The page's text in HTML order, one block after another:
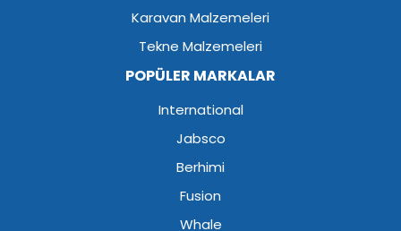
Karavan Malzemeleri
Tekne Malzemeleri
POPÜLER MARKALAR
International
Jabsco
Berhimi
Fusion
Whale